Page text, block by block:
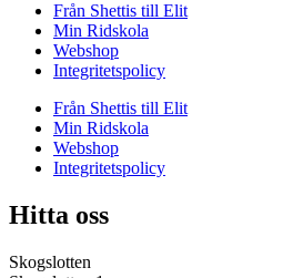
Från Shettis till Elit
Min Ridskola
Webshop
Integritetspolicy
Från Shettis till Elit
Min Ridskola
Webshop
Integritetspolicy
Hitta oss
Skogslotten